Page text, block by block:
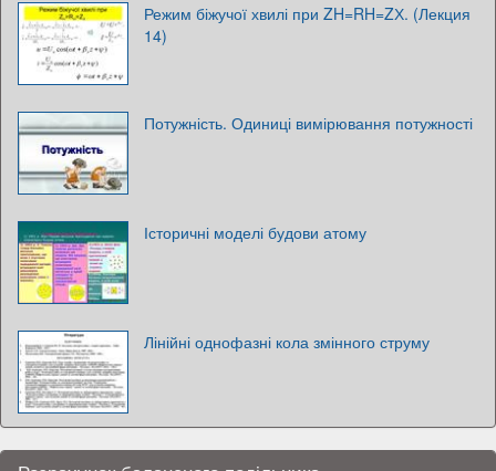
Режим біжучої хвилі при ZH=RH=ZХ. (Лекция
14)
Потужність. Одиниці вимірювання потужності
Історичні моделі будови атому
Лінійні однофазні кола змінного струму